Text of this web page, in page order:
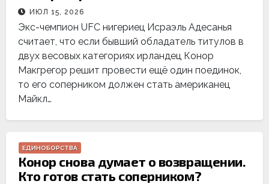
ИЮЛ 15, 2026
Экс-чемпион UFC нигериец Исраэль Адесанья
считает, что если бывший обладатель титулов в
двух весовых категориях ирландец Конор
Макгрегор решит провести ещё один поединок,
то его соперником должен стать американец
Майкл…
ЕДИНОБОРСТВА
Конор снова думает о возвращении.
Кто готов стать соперником?